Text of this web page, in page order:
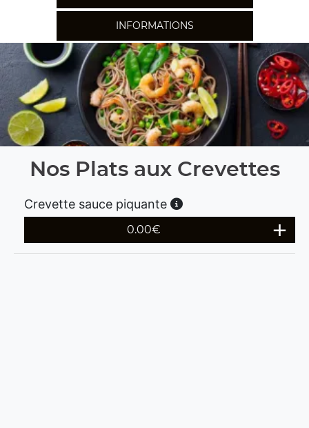
INFORMATIONS
Nos Plats aux Crevettes
Crevette sauce piquante
0.00€